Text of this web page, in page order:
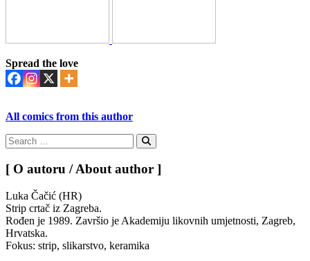
Spread the love
All comics from this author
Search
for:
Search
[ O autoru / About author ]
Luka Čačić (HR)
Strip crtač iz Zagreba.
Rođen je 1989. Završio je Akademiju likovnih umjetnosti, Zagreb,
Hrvatska.
Fokus: strip, slikarstvo, keramika